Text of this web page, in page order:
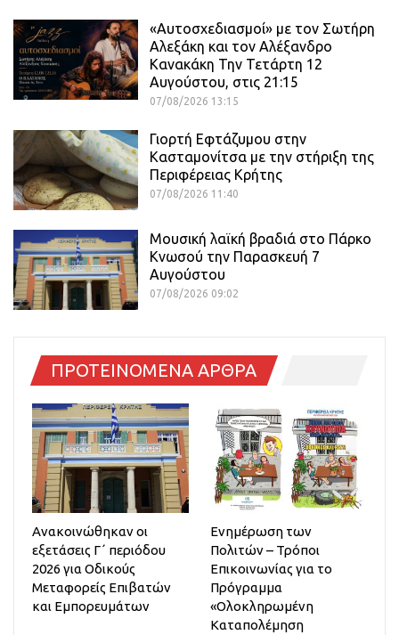
«Αυτοσχεδιασμοί» με τον Σωτήρη
Αλεξάκη και τον Αλέξανδρο
Κανακάκη Την Τετάρτη 12
Αυγούστου, στις 21:15
07/08/2026 13:15
Γιορτή Εφτάζυμου στην
Κασταμονίτσα με την στήριξη της
Περιφέρειας Κρήτης
07/08/2026 11:40
Μουσική λαϊκή βραδιά στο Πάρκο
Κνωσού την Παρασκευή 7
Αυγούστου
07/08/2026 09:02
ΠΡΟΤΕΙΝΟΜΕΝΑ ΑΡΘΡΑ
Ανακοινώθηκαν οι
εξετάσεις Γ΄ περιόδου
2026 για Οδικούς
Μεταφορείς Επιβατών
και Εμπορευμάτων
Ενημέρωση των
Πολιτών – Τρόποι
Επικοινωνίας για το
Πρόγραμμα
«Ολοκληρωμένη
Καταπολέμηση